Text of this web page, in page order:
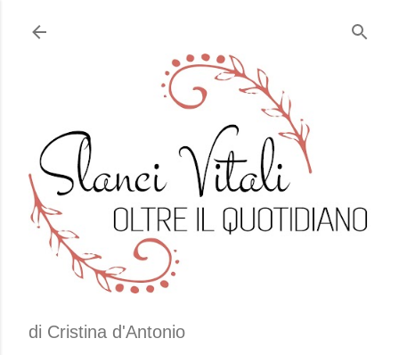
di Cristina d'Antonio